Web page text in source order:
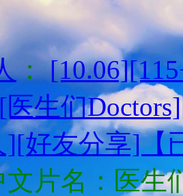
：
生们
][好友分享]【
片名：医生